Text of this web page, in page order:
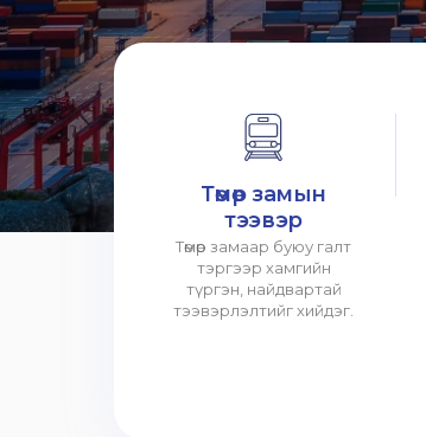
Төмөр замын
тээвэр
Төмөр замаар буюу галт
тэргээр хамгийн
түргэн, найдвартай
тээвэрлэлтийг хийдэг.